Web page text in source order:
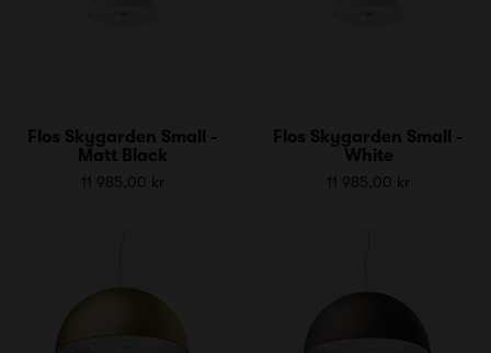
Flos Skygarden Small -
Matt Black
11 985,00 kr
Flos Skygarden Small -
White
11 985,00 kr